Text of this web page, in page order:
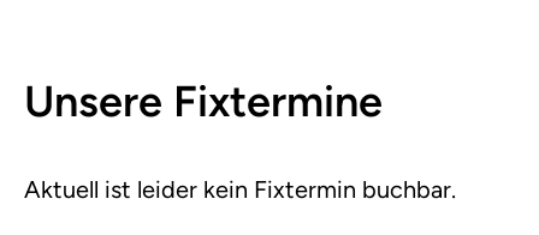
Unsere Fixtermine
Aktuell ist leider kein Fixtermin buchbar.